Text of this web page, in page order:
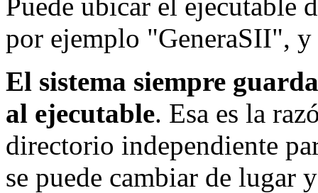
por ejemplo "GeneraSII",
El sistema siempre
al ejecutable. Esa es la
directorio independiente
se puede cambiar de lugar